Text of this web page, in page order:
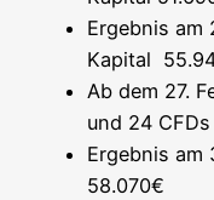
Ergeb­nis am
Kapi­tal
Ab dem 27.
und 24 CFDs
Ergeb­nis am
58.070€